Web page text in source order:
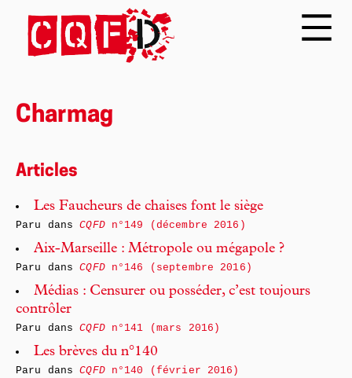
Charmag
Articles
Les Faucheurs de chaises font le siège
Paru dansCQFDn°149 (décembre 2016)
Aix-Marseille : Métropole ou mégapole ?
Paru dansCQFDn°146 (septembre 2016)
Médias : Censurer ou posséder, c’est toujours
contrôler
Paru dansCQFDn°141 (mars 2016)
Les brèves du n°140
Paru dansCQFDn°140 (février 2016)